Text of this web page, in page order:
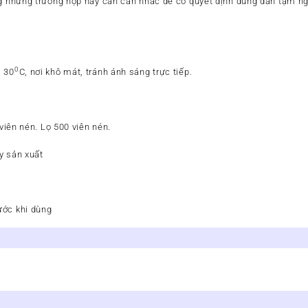
300C, nơi khô mát, tránh ánh sáng trực tiếp.
nén. Lọ 500 viên nén.
sản xuất
khi dùng